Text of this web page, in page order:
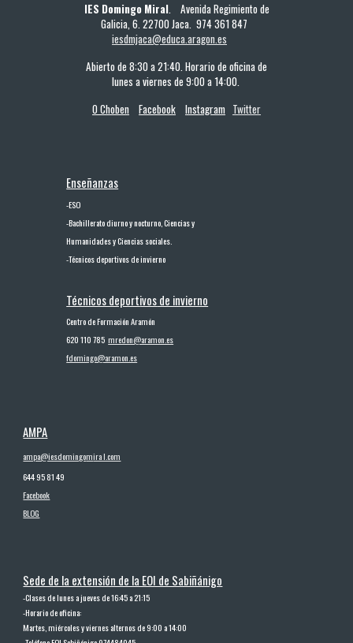
IES Domingo Miral. Avenida Regimiento de
Galicia, 6. 22700 Jaca. 974 361 847
iesdmjaca@educa.aragon.es
Abierto de 8:30 a 21:40. Horario de oficina de
lunes a viernes de 9:00 a 14:00.
O Choben
Facebook Instagram Twitter
Enseñanzas
-ESO
-Bachillerato diurno y nocturno, Ciencias y
Humanidades y Ciencias sociales.
-Técnicos deportivos de invierno
Técnicos deportivosde invierno
Centro de Formación Aramón
620 110 785mredon@aramon.es
fdomingo@aramon.es
AMPA
ampa@iesdomingomira l.com
644 95 81 49
Facebook
BLOG
Sede de la extensión de la EOI de Sabiñánigo
-Clases de lunes a jueves de 16:45 a 21:15
-Horario de oficina:
Martes, miércoles y viernes alternos de 9:00 a 14:00